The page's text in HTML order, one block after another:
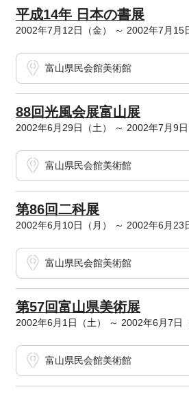
平成14年 日本の書展
2002年7月12日（金） ～ 2002年7月15
富山県民会館美術館
88回光風会展富山展
2002年6月29日（土） ～ 2002年7月9日
富山県民会館美術館
第86回二科展
2002年6月10日（月） ～ 2002年6月23
富山県民会館美術館
第57回富山県美術展
2002年6月1日（土） ～ 2002年6月7日
富山県民会館美術館